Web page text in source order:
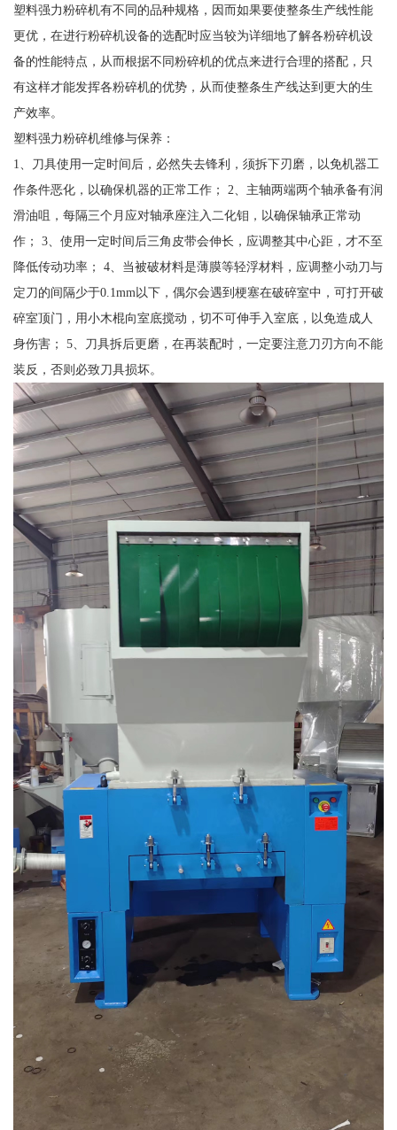
塑料强力粉碎机有不同的品种规格，因而如果要使整条生产线性能
更优，在进行粉碎机设备的选配时应当较为详细地了解各粉碎机设
备的性能特点，从而根据不同粉碎机的优点来进行合理的搭配，只
有这样才能发挥各粉碎机的优势，从而使整条生产线达到更大的生
产效率。
塑料强力粉碎机维修与保养：
1、刀具使用一定时间后，必然失去锋利，须拆下刃磨，以免机器工
作条件恶化，以确保机器的正常工作； 2、主轴两端两个轴承备有润
滑油咀，每隔三个月应对轴承座注入二化钼，以确保轴承正常动
作； 3、使用一定时间后三角皮带会伸长，应调整其中心距，才不至
降低传动功率； 4、当被破材料是薄膜等轻浮材料，应调整小动刀与
定刀的间隔少于0.1mm以下，偶尔会遇到梗塞在破碎室中，可打开破
碎室顶门，用小木棍向室底搅动，切不可伸手入室底，以免造成人
身伤害； 5、刀具拆后更磨，在再装配时，一定要注意刀刃方向不能
装反，否则必致刀具损坏。